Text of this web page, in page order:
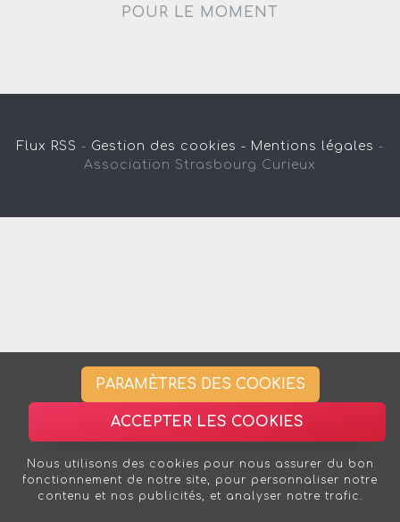
POUR LE MOMENT
Flux RSS - Gestion des cookies - Mentions légales -
Association Strasbourg Curieux
PARAMÈTRES DES COOKIES
ACCEPTER LES COOKIES
Nous utilisons des cookies pour nous assurer du bon
fonctionnement de notre site, pour personnaliser notre
contenu et nos publicités, et analyser notre trafic.